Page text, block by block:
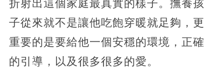
折射出這個家庭最真實的樣子。撫養孩
子從來就不是讓他吃飽穿暖就足夠，更
重要的是要給他一個安穩的環境，正確
的引導，以及很多很多的愛。